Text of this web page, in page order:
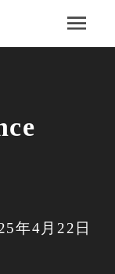
年4月22日